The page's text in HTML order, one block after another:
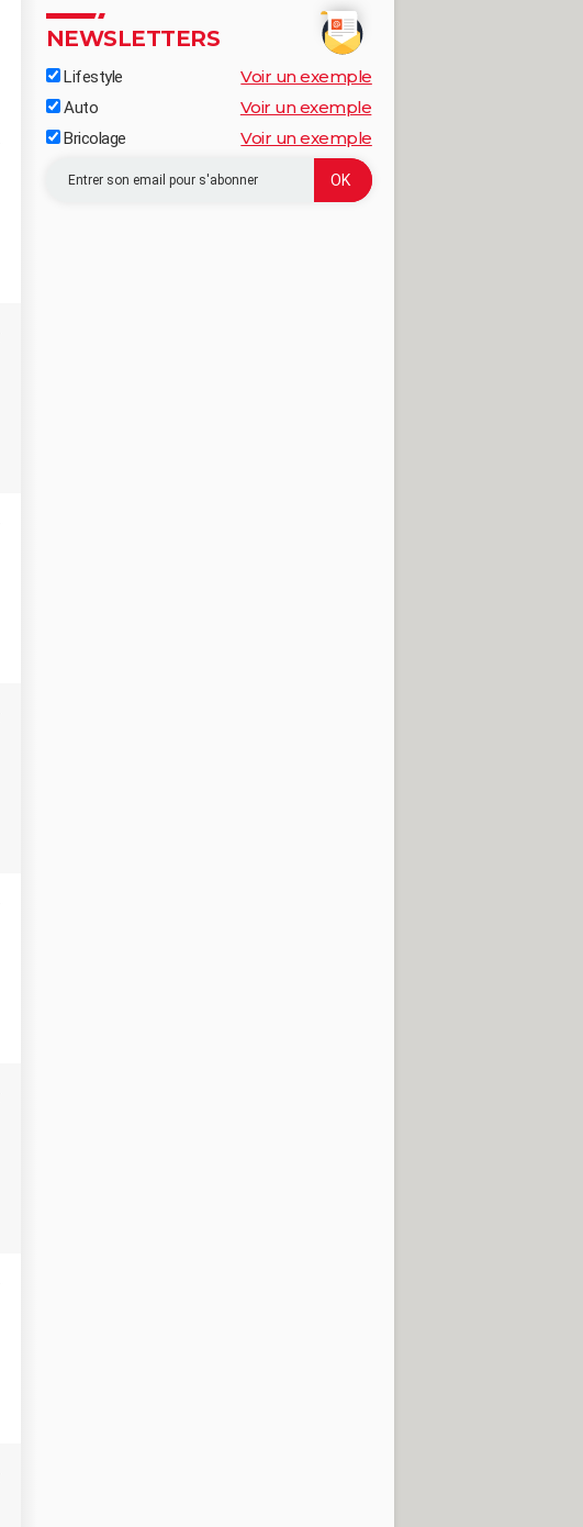
NEWSLETTERS
Lifestyle Voir un exemple
Auto Voir un exemple
Bricolage Voir un exemple